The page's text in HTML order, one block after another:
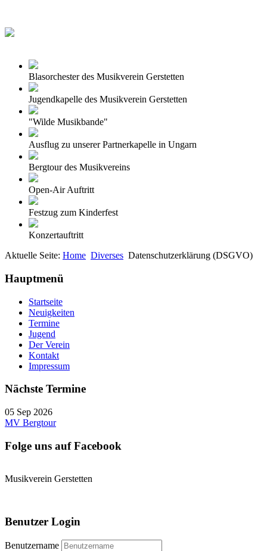
Blasorchester des Musikverein Gerstetten
Jugendkapelle des Musikverein Gerstetten
"Wilde Musikbande"
Ausflug zu unserer Partnerkapelle in Ungarn
Bergtour des Musikvereins
Open-Air Auftritt
Festzug zum Kinderfest
Konzertauftritt
Aktuelle Seite: Home Diverses Datenschutzerklärung (DSGVO)
Hauptmenü
Startseite
Neuigkeiten
Termine
Jugend
Der Verein
Kontakt
Impressum
Nächste Termine
05 Sep 2026
MV Bergtour
Folge uns auf Facebook
Musikverein Gerstetten
Benutzer Login
Benutzername